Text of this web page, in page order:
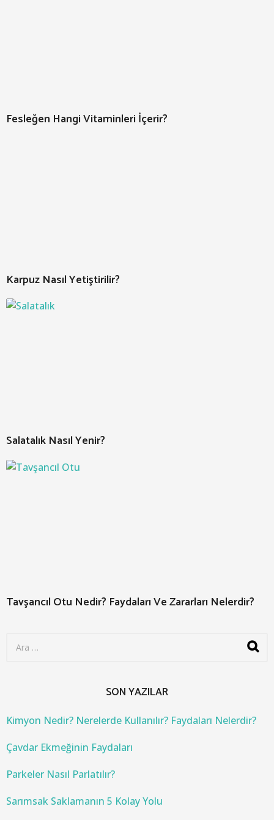
Fesleğen Hangi Vitaminleri İçerir?
Karpuz Nasıl Yetiştirilir?
Salatalık Nasıl Yenir?
Tavşancıl Otu Nedir? Faydaları Ve Zararları Nelerdir?
o
SON YAZILAR
Kimyon Nedir? Nerelerde Kullanılır? Faydaları Nelerdir?
Çavdar Ekmeğinin Faydaları
Parkeler Nasıl Parlatılır?
Sarımsak Saklamanın 5 Kolay Yolu